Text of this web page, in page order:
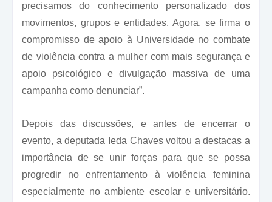
precisamos do conhecimento personalizado dos
movimentos, grupos e entidades. Agora, se firma o
compromisso de apoio à Universidade no combate
de violência contra a mulher com mais segurança e
apoio psicológico e divulgação massiva de uma
campanha como denunciar”.
Depois das discussões, e antes de encerrar o
evento, a deputada Ieda Chaves voltou a destacas a
importância de se unir forças para que se possa
progredir no enfrentamento à violência feminina
especialmente no ambiente escolar e universitário.